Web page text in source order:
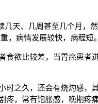
天、几周甚至几个月，
，病情发展较快，病程短。
欲比较差，当胃癌患者
之久，还会有烧灼感，
，常有饱胀感，晚期疼